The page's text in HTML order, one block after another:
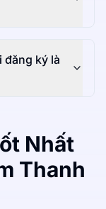
đăng ký là
Nhất
Thanh